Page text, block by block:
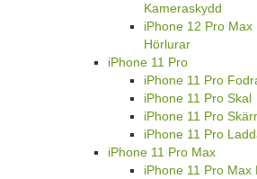
Kameraskydd
iPhone 12 Pro
Hörlurar
iPhone 11 Pro
iPhone 11 Pro
iPhone 11 Pro Skal
iPhone 11 Pro
iPhone 11 Pro
iPhone 11 Pro Max
iPhone 11 Pro Max